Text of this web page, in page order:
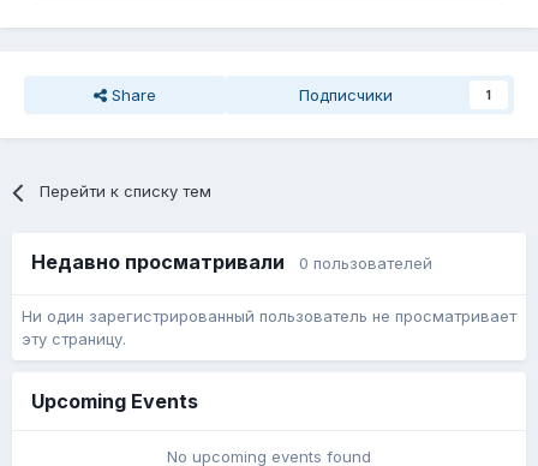
Share Подписчики 1
Перейти к списку тем
Недавно просматривали 0 пользователей
Ни один зарегистрированный пользователь не просматривает
эту страницу.
Upcoming Events
No upcoming events found